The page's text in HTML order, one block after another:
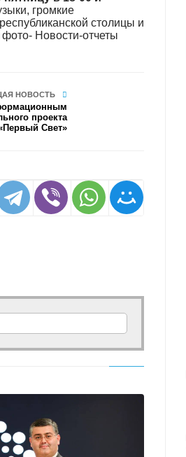
громкие
столицы и
Новости-отчеты
НОВОСТЬ
проекта
Свет»